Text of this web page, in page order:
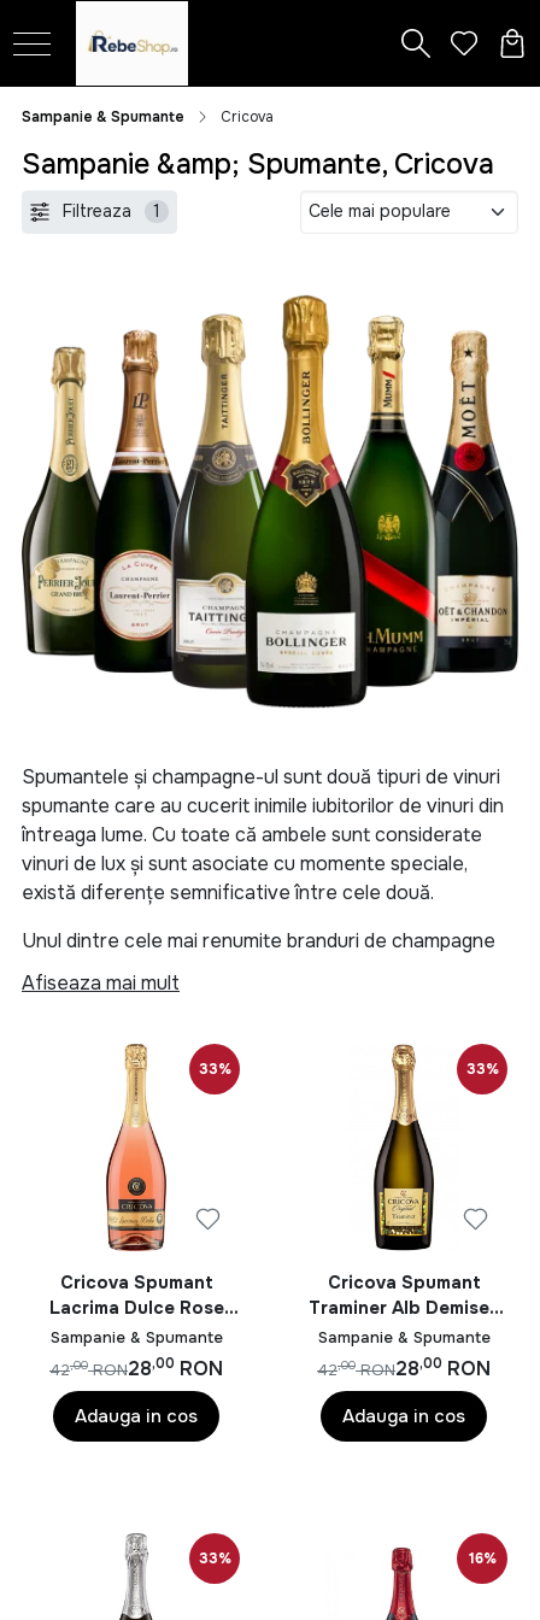
Sampanie & Spumante Cricova
Sampanie &amp; Spumante, Cricova
Filtreaza 1
Spumantele și champagne-ul sunt două tipuri de vinuri
spumante care au cucerit inimile iubitorilor de vinuri din
întreaga lume. Cu toate că ambele sunt considerate
vinuri de lux și sunt asociate cu momente speciale,
există diferențe semnificative între cele două.
Unul dintre cele mai renumite branduri de champagne
este Dom Pérignon, care este produs în regiunea
Champagne din Franța. Această regiune este, de fapt,
bogată în producția acestui vin. Alte branduri de
champagne celebre includ Moët & Chandon, Veuve
Clicquot și Krug.
Pe de altă parte, spumantele sunt vinuri spumante
produse în alte regiuni decât Champagne și pot fi
realizate din diverse soiuri de struguri. Astfel, brandurile
celebre de spumante includ Prosecco, Asti, Cava și
Sekt. De exemplu, Prosecco este un tip de spumant
italian, cunoscut pentru a fi ușor și revigorant, în timp ce
Cava este produs în Spania și are un caracter mai sec.
Una dintre principalele diferențe dintre spumante și
champagne este locul de producție. Champagne-ul
trebuie să fie produs în regiunea Champagne din Franța
sunt supuse aceleiași legislații restrictive.
De asemenea, procesul de producție diferă între cele
două tipuri de vinuri spumante. Champagne-ul este
Afiseaza mai mult
33%
Cricova Spumant
Lacrima Dulce Rose
0.75L
Sampanie & Spumante
28,00 RON
42,00 RON
Adauga in cos
33%
Cricova Spumant
Traminer Alb Demisec
0.75L
Sampanie & Spumante
28,00 RON
42,00 RON
Adauga in cos
33% 16%